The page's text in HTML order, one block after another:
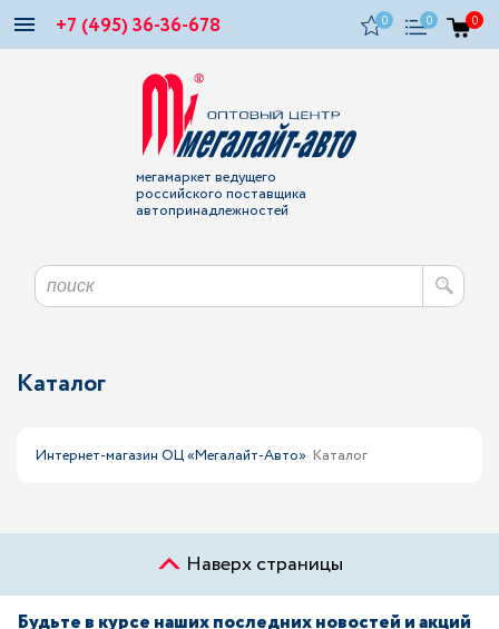
+7 (495) 36-36-678 0 0 0
мегамаркет ведущего
российского поставщика
автопринадлежностей
Каталог
Интернет-магазин ОЦ «Мегалайт-Авто» Каталог
Наверх страницы
Будьте в курсе наших последних новостей и акций